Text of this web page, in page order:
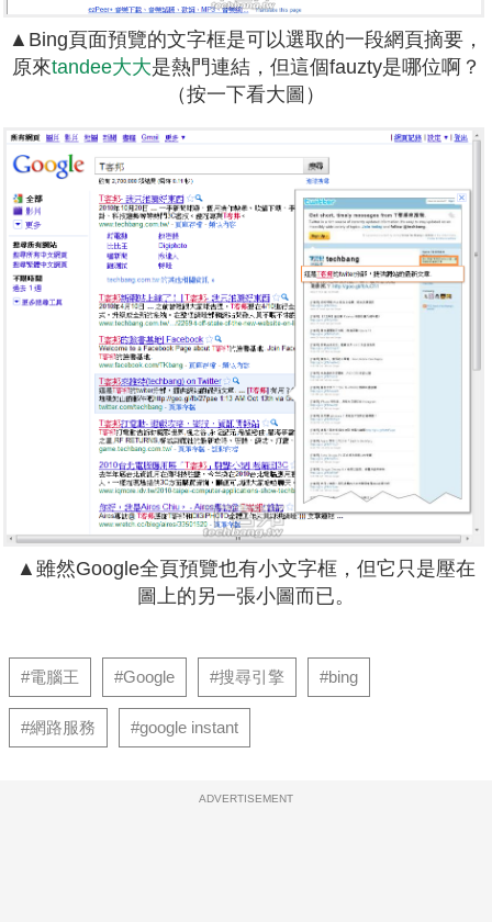
▲Bing頁面預覽的文字框是可以選取的一段網頁摘要，
原來tandee大大是熱門連結，但這個fauzty是哪位啊？
（按一下看大圖）
▲雖然Google全頁預覽也有小文字框，但它只是壓在
圖上的另一張小圖而已。
#電腦王 #Google #搜尋引擎 #bing
#網路服務 #google instant
ADVERTISEMENT